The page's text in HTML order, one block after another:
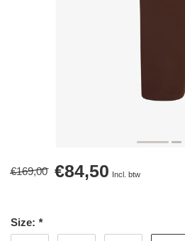
€169,00 €84,50 Incl. btw
Size: *